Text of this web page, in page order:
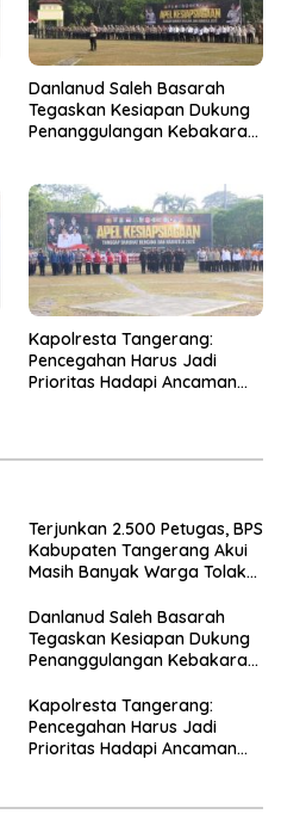
Danlanud Saleh Basarah
Tegaskan Kesiapan Dukung
Penanggulangan Kebakaran
Kapolresta Tangerang:
Pencegahan Harus Jadi
Prioritas Hadapi Ancaman
Terjunkan 2.500 Petugas, BPS
Kabupaten Tangerang Akui
Masih Banyak Warga Tolak
Danlanud Saleh Basarah
Tegaskan Kesiapan Dukung
Penanggulangan Kebakaran
Kapolresta Tangerang:
Pencegahan Harus Jadi
Prioritas Hadapi Ancaman